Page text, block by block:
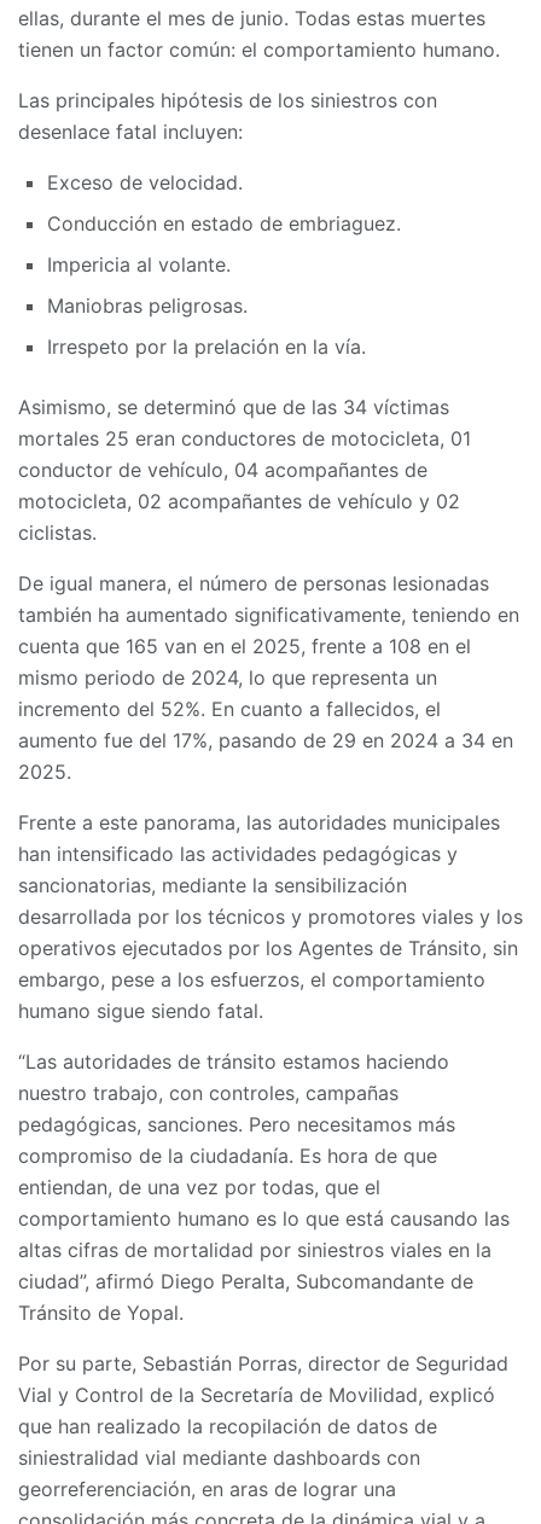
ellas, durante el mes de junio. Todas estas muertes
tienen un factor común: el comportamiento humano.
Las principales hipótesis de los siniestros con
desenlace fatal incluyen:
Exceso de velocidad.
​Conducción en estado de embriaguez.
Impericia al volante.
Maniobras peligrosas.
Irrespeto por la prelación en la vía.
Asimismo, se determinó que de las 34 víctimas
mortales 25 eran conductores de motocicleta, 01
conductor de vehículo, 04 acompañantes de
motocicleta, 02 acompañantes de vehículo y 02
ciclistas.
De igual manera, el número de personas lesionadas
también ha aumentado significativamente, teniendo en
cuenta que 165 van en el 2025, frente a 108 en el
mismo periodo de 2024, lo que representa un
incremento del 52%. En cuanto a fallecidos, el
aumento fue del 17%, pasando de 29 en 2024 a 34 en
2025.
Frente a este panorama, las autoridades municipales
han intensificado las actividades pedagógicas y
sancionatorias, mediante la sensibilización
desarrollada por los técnicos y promotores viales y los
operativos ejecutados por los Agentes de Tránsito, sin
embargo, pese a los esfuerzos, el comportamiento
humano sigue siendo fatal.
“Las autoridades de tránsito estamos haciendo
nuestro trabajo, con controles, campañas
pedagógicas, sanciones. Pero necesitamos más
compromiso de la ciudadanía. Es hora de que
entiendan, de una vez por todas, que el
comportamiento humano es lo que está causando las
altas cifras de mortalidad por siniestros viales en la
ciudad”, afirmó Diego Peralta, Subcomandante de
Tránsito de Yopal.
Por su parte, Sebastián Porras, director de Seguridad
Vial y Control de la Secretaría de Movilidad, explicó
que han realizado la recopilación de datos de
siniestralidad vial mediante dashboards con
georreferenciación, en aras de lograr una